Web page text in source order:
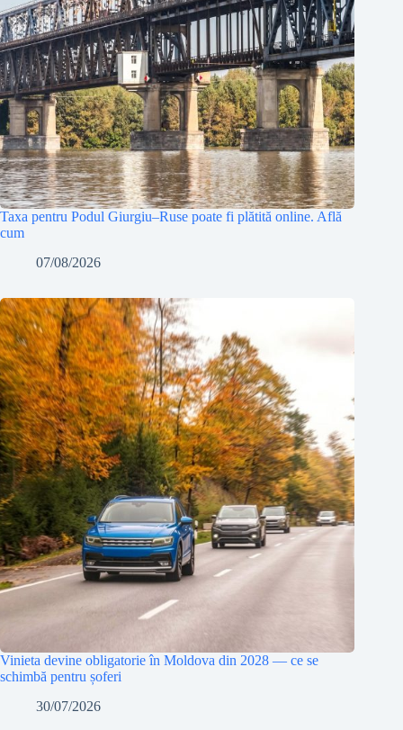
Taxa pentru Podul Giurgiu–Ruse poate fi plătită online. Află
cum
07/08/2026
Vinieta devine obligatorie în Moldova din 2028 — ce se
schimbă pentru șoferi
30/07/2026